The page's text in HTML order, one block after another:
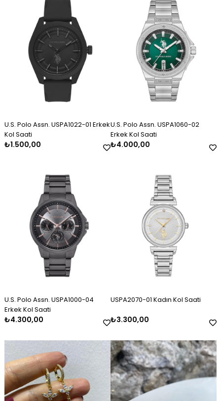
Erkek Gümüş Kazaziye Tesbih
₺2.120,00
Kadın Gümüş Trend Tasarım
₺11.000,00
Kadın Gümüş Taşlı Markiz
Bileklik 2325
₺3.000,00
U.S. Polo Assn. USPA1022-01 Erkek
Kol Saati
₺1.500,00
U.S. Polo Assn. USPA1060-02
Erkek Kol Saati
₺4.000,00
U.S. Polo Assn. USPA1000-04
Erkek Kol Saati
₺4.300,00
USPA2070-01 Kadın Kol Saati
₺3.300,00